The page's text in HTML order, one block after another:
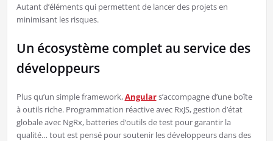
Autant d’éléments qui permettent de lancer des projets en
minimisant les risques.
Un écosystème complet au service des
développeurs
Plus qu’un simple framework,Angulars’accompagne d’une boîte
à outils riche. Programmation réactive avec RxJS, gestion d’état
globale avec NgRx, batteries d’outils de test pour garantir la
qualité… tout est pensé pour soutenir les développeurs dans des